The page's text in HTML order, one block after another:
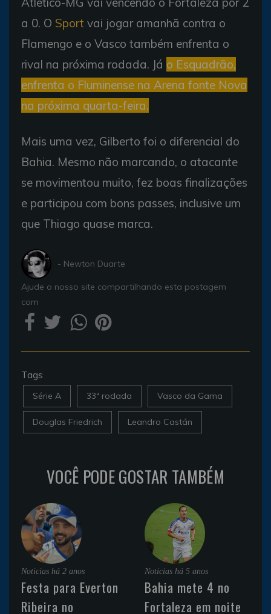
a 0. O Sport vai jogar amanhã contra o
Flamengo e o Vasco também enfrenta o
rival na próxima rodada. Já o Esquadrão,
enfrenta o Fluminense na Arena fonte Nova
na próxima quarta-feira.
Mais uma vez, Gilberto foi o diferencial do
Bahia. Mesmo não marcando, o atacante
se movimentou muito, fez boas finalizações
e participou com bons passes, inclusive um
que Thiago quase marca.
- Newton Duarte
Ajude o nosso site compartilhando esta postagem
com
Tags
Série A 33ª rodada Vasco da Gama
Douglas Friedrich Leandro Castán
VOCÊ PODE GOSTAR TAMBÉM
Noticias há 2 anos
Festa para Everton
Ribeira no
Noticias há 5 anos
Bahia mete 4 no
Fortaleza em noite